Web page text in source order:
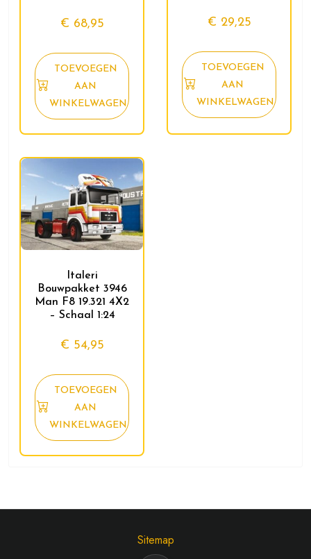
€ 68,95
TOEVOEGEN
AAN
WINKELWAGEN
€ 29,25
TOEVOEGEN
AAN
WINKELWAGEN
Italeri
Bouwpakket 3946
Man F8 19.321 4X2
– Schaal 1:24
€ 54,95
TOEVOEGEN
AAN
WINKELWAGEN
Sitemap